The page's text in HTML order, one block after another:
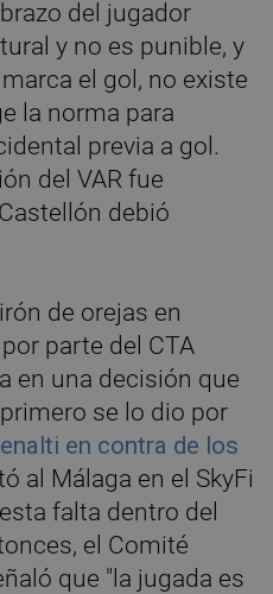
del jugador
y no es punible, y
el gol, no existe
la norma para
previa a gol.
del VAR fue
debió
de orejas en
parte del CTA
en una decisión que
se lo dio por
en contra de los
al Málaga en el SkyFi
falta dentro del
el Comité
que "la jugada es